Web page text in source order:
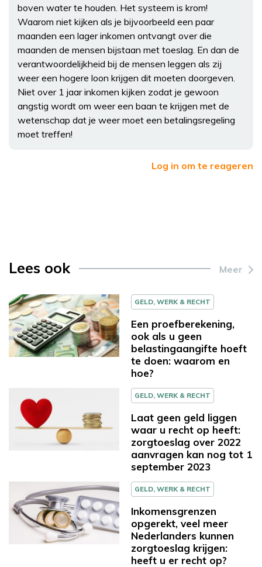
boven water te houden. Het systeem is krom!
Waarom niet kijken als je bijvoorbeeld een paar
maanden een lager inkomen ontvangt over die
maanden de mensen bijstaan met toeslag. En dan de
verantwoordelijkheid bij de mensen leggen als zij
weer een hogere loon krijgen dit moeten doorgeven.
Niet over 1 jaar inkomen kijken zodat je gewoon
angstig wordt om weer een baan te krijgen met de
wetenschap dat je weer moet een betalingsregeling
moet treffen!
Log in om te reageren
Lees ook Meer
GELD, WERK & RECHT
Een proefberekening,
ook als u geen
belastingaangifte hoeft
te doen: waarom en
hoe?
GELD, WERK & RECHT
Laat geen geld liggen
waar u recht op heeft:
zorgtoeslag over 2022
aanvragen kan nog tot 1
september 2023
GELD, WERK & RECHT
Inkomensgrenzen
opgerekt, veel meer
Nederlanders kunnen
zorgtoeslag krijgen:
heeft u er recht op?